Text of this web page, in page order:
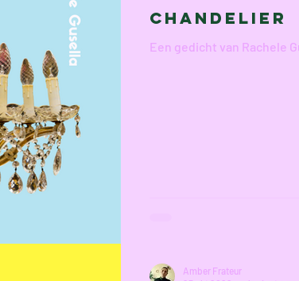
Chandelier
Een gedicht van Rachele
Amber Frateur